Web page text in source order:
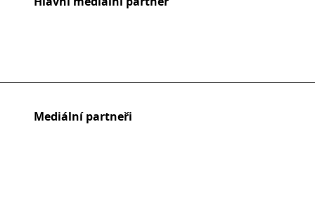
Mediální partneři